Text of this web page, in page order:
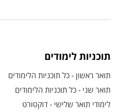
תוכניות לימודים
תואר ראשון - כל תוכניות הלימודים
תואר שני - כל תוכניות הלימודים
לימודי תואר שלישי - דוקטורט